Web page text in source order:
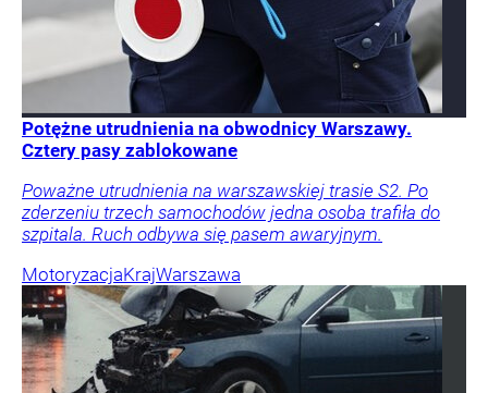
Potężne utrudnienia na obwodnicy Warszawy.
Cztery pasy zablokowane
Poważne utrudnienia na warszawskiej trasie S2. Po
zderzeniu trzech samochodów jedna osoba trafiła do
szpitala. Ruch odbywa się pasem awaryjnym.
MotoryzacjaKrajWarszawa